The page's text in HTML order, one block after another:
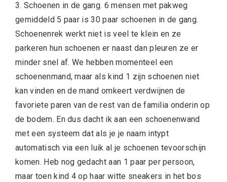
3. Schoenen in de gang. 6 mensen met pakweg
gemiddeld 5 paar is 30 paar schoenen in de gang.
Schoenenrek werkt niet is veel te klein en ze
parkeren hun schoenen er naast dan pleuren ze er
minder snel af. We hebben momenteel een
schoenenmand, maar als kind 1 zijn schoenen niet
kan vinden en de mand omkeert verdwijnen de
favoriete paren van de rest van de familia onderin op
de bodem. En dus dacht ik aan een schoenenwand
met een systeem dat als je je naam intypt
automatisch via een luik al je schoenen tevoorschijn
komen. Heb nog gedacht aan 1 paar per persoon,
maar toen kind 4 op haar witte sneakers in het bos